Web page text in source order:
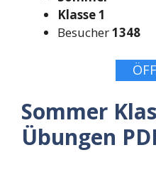
Klasse 1
Besucher1348
Sommer
Übungen